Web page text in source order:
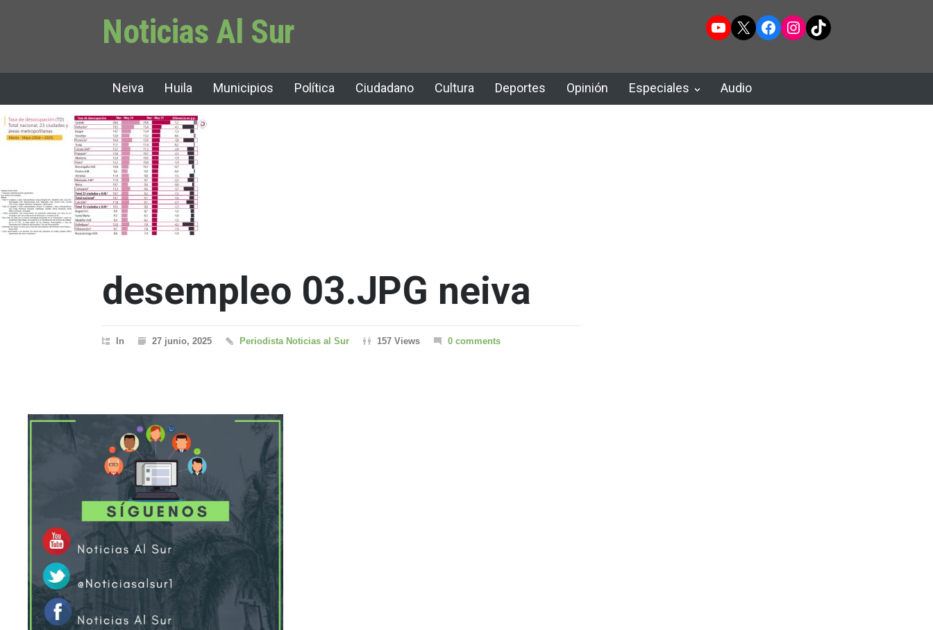
Noticias Al Sur YouTube
X Facebook
Instagram
TikTok
Neiva Huila Municipios Política Ciudadano Cultura Deportes Opinión Especiales Audio
desempleo 03.JPG neiva
In 27 junio, 2025 Periodista Noticias al Sur 157 Views 0 comments